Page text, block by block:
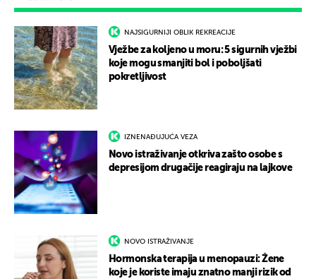
NAJSIGURNIJI OBLIK REKREACIJE
Vježbe za koljeno u moru: 5 sigurnih vježbi
koje mogu smanjiti bol i poboljšati
pokretljivost
IZNENAĐUJUĆA VEZA
Novo istraživanje otkriva zašto osobe s
depresijom drugačije reagiraju na lajkove
NOVO ISTRAŽIVANJE
Hormonska terapija u menopauzi: Žene
koje je koriste imaju znatno manji rizik od